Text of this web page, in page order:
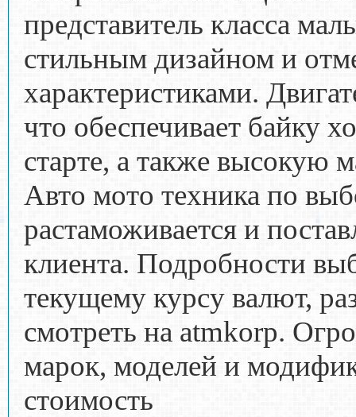
представитель класса
стильным дизайном и
характеристиками.
что обеспечивает байку
старте, а также высокую
Авто мото техника по
растаможивается и
клиента. Подробности
текущему курсу валют,
смотреть на atmkorp.
марок, моделей и
стоимость